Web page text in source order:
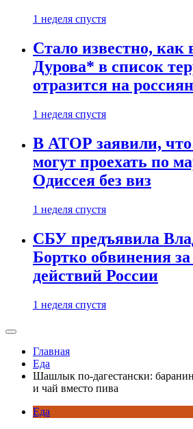
1 неделя спустя
Стало известно, как
Дурова* в список
отразится на
1 неделя спустя
В АТОР заявили, что
могут проехать по
Одиссея без виз
1 неделя спустя
СБУ предъявила
Бортко обвинения
действий России
1 неделя спустя
Главная
Еда
Шашлык по-дагестански:
и чай вместо пива
Еда